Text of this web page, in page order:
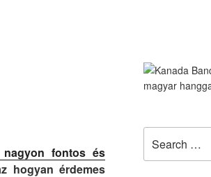
fontos és
hogyan érdemes
for: